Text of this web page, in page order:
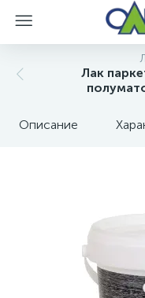
Лак
Описание